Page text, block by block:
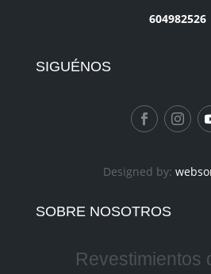
604982526
SIGUÉNOS
Designed by:
SOBRE NOSOTROS
Revestimientos